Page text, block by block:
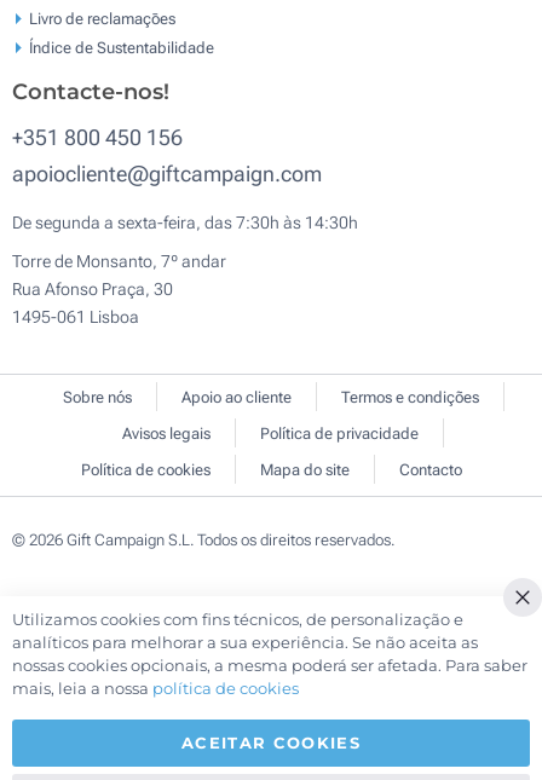
Livro de reclamaçōes
Índice de Sustentabilidade
Contacte-nos!
+351 800 450 156
apoiocliente@giftcampaign.com
De segunda a sexta-feira, das 7:30h às 14:30h
Torre de Monsanto, 7º andar
Rua Afonso Praça, 30
1495-061 Lisboa
Sobre nós Apoio ao cliente
Termos e condições
Avisos legais
Política de privacidade
Política de cookies
Mapa do site Contacto
© 2026 Gift Campaign S.L. Todos os direitos reservados.
Utilizamos cookies com fins técnicos, de personalização e
analíticos para melhorar a sua experiência. Se não aceita as
nossas cookies opcionais, a mesma poderá ser afetada. Para saber
mais, leia a nossa política de cookies
ACEITAR COOKIES